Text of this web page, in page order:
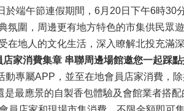
端午節連假期間，6月20日下午6時30
氛圍，周邊更有地方特色的市集供民眾
地人的文化生活，深入瞭解北投充滿深
店家消費集章 串聯周邊場館邀您一起踩
專屬APP，並至在地會員店家消費，
最應景的自製香包體驗及會館業者搭